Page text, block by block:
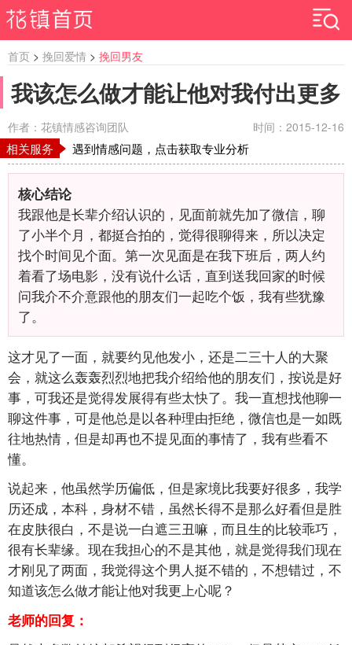
首页 > 挽回爱情 > 挽回男友
我该怎么做才能让他对我付出更多
作者：花镇情感咨询团队 时间：2015-12-16
相关服务 遇到情感问题，点击获取专业分析
核心结论
我跟他是长辈介绍认识的，见面前就先加了微信，聊
了小半个月，都挺合拍的，觉得很聊得来，所以决定
找个时间见个面。第一次见面是在我下班后，两人约
着看了场电影，没有说什么话，直到送我回家的时候
问我介不介意跟他的朋友们一起吃个饭，我有些犹豫
了。
这才见了一面，就要约见他发小，还是二三十人的大聚
会，就这么轰轰烈烈地把我介绍给他的朋友们，按说是好
事，可我还是觉得发展得有些太快了。我一直想找他聊一
聊这件事，可是他总是以各种理由拒绝，微信也是一如既
往地热情，但是却再也不提见面的事情了，我有些看不
懂。
说起来，他虽然学历偏低，但是家境比我要好很多，我学
历还成，本科，身材不错，虽然长得不是那么好看但是胜
在皮肤很白，不是说一白遮三丑嘛，而且生的比较乖巧，
很有长辈缘。现在我担心的不是其他，就是觉得我们现在
才刚见了两面，我觉得这个男人挺不错的，不想错过，不
知道该怎么做才能让他对我更上心呢？
老师的回复：